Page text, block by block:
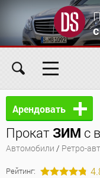
Главная
Условия аренды
Арендовать
Прокат ЗИМ с
Автомобили / Ретро-
Рейтинг: